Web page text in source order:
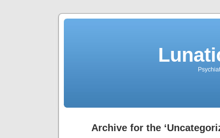
Archive for the